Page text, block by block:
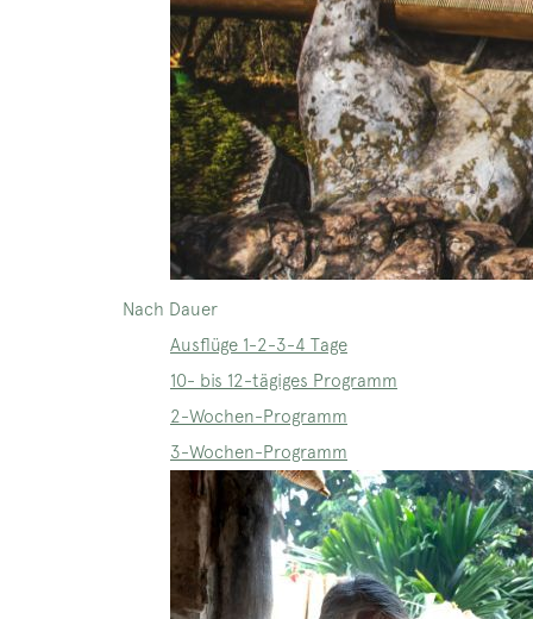
Nach Dauer
Ausflüge 1-2-3-4 Tage
10- bis 12-tägiges Programm
2-Wochen-Programm
3-Wochen-Programm